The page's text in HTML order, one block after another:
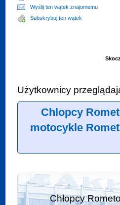
Wyślij ten wątek znajomemu
Subskrybuj ten wątek
Użytkownicy
Chlopcy
motocykle Romet
Chłopcy